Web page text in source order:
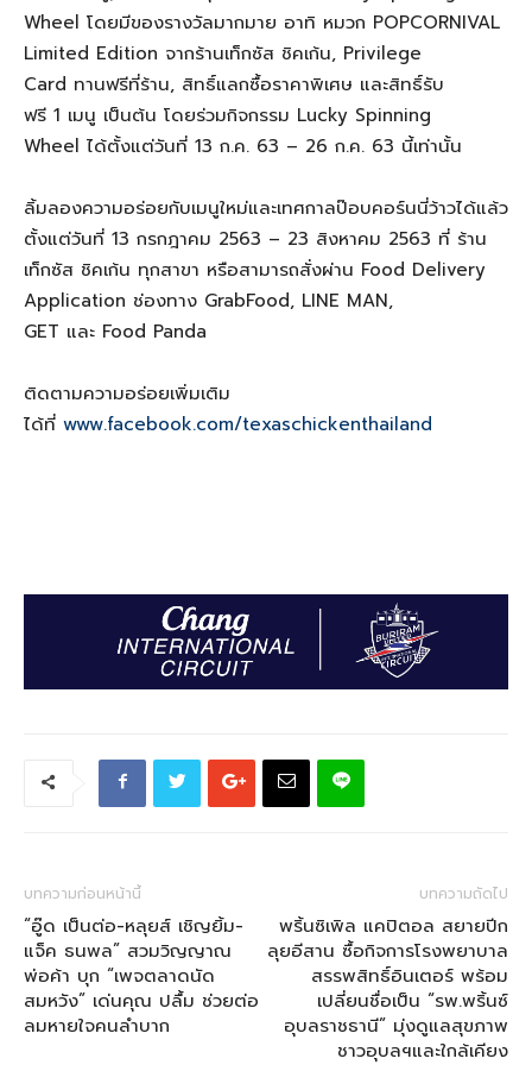
Wheel โดยมีของรางวัลมากมาย อาทิ หมวก POPCORNIVAL
Limited Edition จากร้านเท็กซัส ชิคเก้น, Privilege
Card ทานฟรีที่ร้าน, สิทธิ์แลกซื้อราคาพิเศษ และสิทธิ์รับ
ฟรี 1 เมนู เป็นต้น โดยร่วมกิจกรรม Lucky Spinning
Wheel ได้ตั้งแต่วันที่ 13 ก.ค. 63 – 26 ก.ค. 63 นี้เท่านั้น
ลิ้มลองความอร่อยกับเมนูใหม่และเทศกาลป๊อบคอร์นนี่ว้าวได้แล้ว
ตั้งแต่วันที่ 13 กรกฎาคม 2563 – 23 สิงหาคม 2563 ที่ ร้าน
เท็กซัส ชิคเก้น ทุกสาขา หรือสามารถสั่งผ่าน Food Delivery
Application ช่องทาง GrabFood, LINE MAN,
GET และ Food Panda
ติดตามความอร่อยเพิ่มเติม
ได้ที่ www.facebook.com/texaschickenthailand
บทความก่อนหน้านี้
“อู๊ด เป็นต่อ-หลุยส์ เชิญยิ้ม-
แจ็ค ธนพล” สวมวิญญาณ
พ่อค้า บุก “เพจตลาดนัด
สมหวัง” เด่นคุณ ปลื้ม ช่วยต่อ
ลมหายใจคนลำบาก
บทความถัดไป
พริ้นซิเพิล แคปิตอล สยายปีก
ลุยอีสาน ซื้อกิจการโรงพยาบาล
สรรพสิทธิ์อินเตอร์ พร้อม
เปลี่ยนชื่อเป็น “รพ.พริ้นซ์
อุบลราชธานี” มุ่งดูแลสุขภาพ
ชาวอุบลฯและใกล้เคียง